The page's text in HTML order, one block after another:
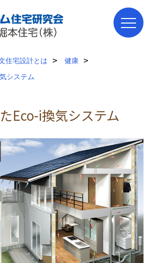
住宅設計とは
健康
システム
Eco-i換気システム